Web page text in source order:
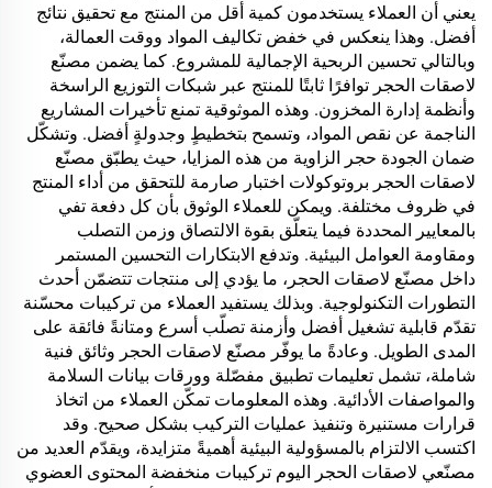
يعني أن العملاء يستخدمون كمية أقل من المنتج مع تحقيق نتائج
أفضل. وهذا ينعكس في خفض تكاليف المواد ووقت العمالة،
وبالتالي تحسين الربحية الإجمالية للمشروع. كما يضمن مصنّع
لاصقات الحجر توافرًا ثابتًا للمنتج عبر شبكات التوزيع الراسخة
وأنظمة إدارة المخزون. وهذه الموثوقية تمنع تأخيرات المشاريع
الناجمة عن نقص المواد، وتسمح بتخطيطٍ وجدولةٍ أفضل. وتشكّل
ضمان الجودة حجر الزاوية من هذه المزايا، حيث يطبّق مصنّع
لاصقات الحجر بروتوكولات اختبار صارمة للتحقق من أداء المنتج
في ظروف مختلفة. ويمكن للعملاء الوثوق بأن كل دفعة تفي
بالمعايير المحددة فيما يتعلّق بقوة الالتصاق وزمن التصلب
ومقاومة العوامل البيئية. وتدفع الابتكارات التحسين المستمر
داخل مصنّع لاصقات الحجر، ما يؤدي إلى منتجات تتضمّن أحدث
التطورات التكنولوجية. وبذلك يستفيد العملاء من تركيبات محسّنة
تقدّم قابلية تشغيل أفضل وأزمنة تصلّب أسرع ومتانةً فائقة على
المدى الطويل. وعادةً ما يوفّر مصنّع لاصقات الحجر وثائق فنية
شاملة، تشمل تعليمات تطبيق مفصّلة وورقات بيانات السلامة
والمواصفات الأدائية. وهذه المعلومات تمكّن العملاء من اتخاذ
قرارات مستنيرة وتنفيذ عمليات التركيب بشكل صحيح. وقد
اكتسب الالتزام بالمسؤولية البيئية أهميةً متزايدة، ويقدّم العديد من
مصنّعي لاصقات الحجر اليوم تركيبات منخفضة المحتوى العضوي